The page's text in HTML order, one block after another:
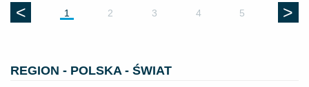
< 1 2 3 4 5 >
REGION - POLSKA - ŚWIAT